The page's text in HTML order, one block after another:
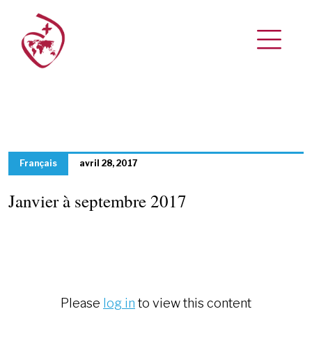
Français avril 28, 2017
Janvier à septembre 2017
Please log in to view this content